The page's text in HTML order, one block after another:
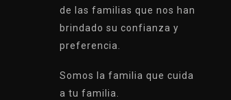
de las familias que nos han
brindado su confianza y
preferencia.
Somos la familia que cuida
a tu familia.